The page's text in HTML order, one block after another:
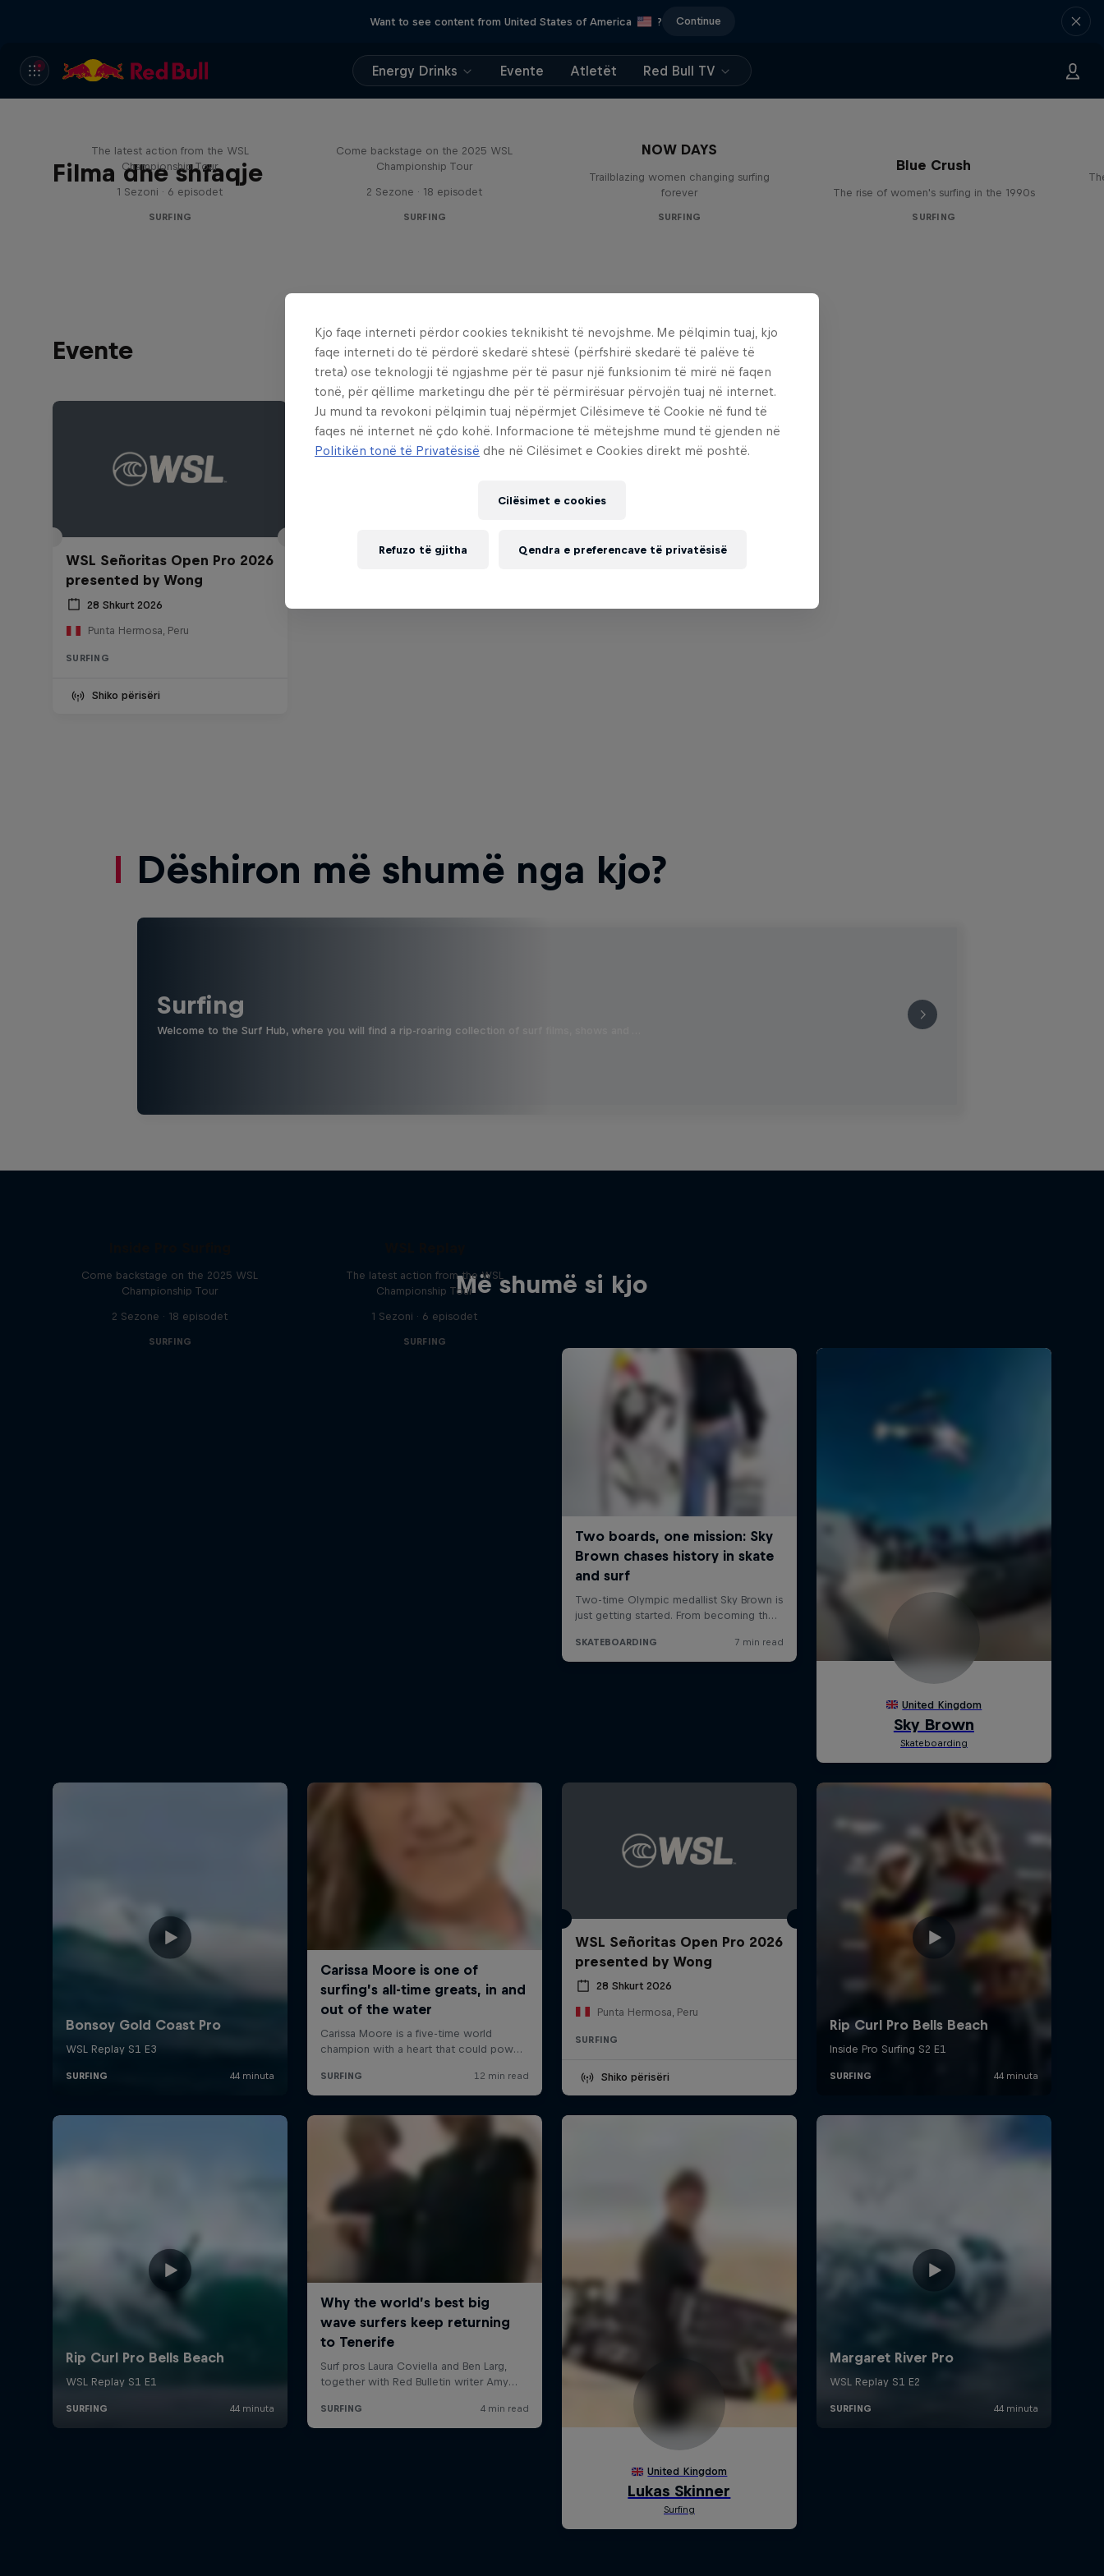
Want to see content from United States of America ? Continue
Energy Drinks Evente Atletët Red Bull TV
Filma dhe shfaqje
The latest action from the WSL
Championship Tour
1 Sezoni · 6 episodet
SURFING
Come backstage on the 2025 WSL
Championship Tour
2 Sezone · 18 episodet
SURFING
NOW DAYS
Trailblazing women changing surfing
forever
SURFING
Blue Crush
The rise of women's surfing in the 1990s
SURFING
Evente
WSL Señoritas Open Pro 2026
presented by Wong
28 Shkurt 2026
Punta Hermosa, Peru
SURFING
Shiko përisëri
Dëshiron më shumë nga kjo?
Surfing
Welcome to the Surf Hub, where you will find a rip-roaring collection of surf films, shows and …
Më shumë si kjo
Come backstage on the 2025 WSL
Championship Tour
2 Sezone · 18 episodet
SURFING
The latest action from the WSL
Championship Tour
1 Sezoni · 6 episodet
SURFING
WSL Señoritas Open Pro 2026
presented by Wong
28 Shkurt 2026
Punta Hermosa, Peru
SURFING
Shiko përisëri
Kjo faqe interneti përdor cookies teknikisht të nevojshme. Me pëlqimin tuaj, kjo
faqe interneti do të përdorë skedarë shtesë (përfshirë skedarë të palëve të
treta) ose teknologji të ngjashme për të pasur një funksionim të mirë në faqen
tonë, për qëllime marketingu dhe për të përmirësuar përvojën tuaj në internet.
Ju mund ta revokoni pëlqimin tuaj nëpërmjet Cilësimeve të Cookie në fund të
faqes në internet në çdo kohë. Informacione të mëtejshme mund të gjenden në
Politikën tonë të Privatësisë dhe në Cilësimet e Cookies direkt më poshtë.
Cilësimet e cookies
Refuzo të gjitha Qendra e preferencave të privatësisë